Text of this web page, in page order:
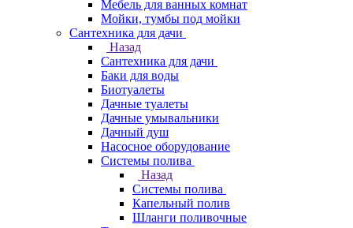
Мебель для ванных комнат
Мойки, тумбы под мойки
Сантехника для дачи
Назад
Сантехника для дачи
Баки для воды
Биотуалеты
Дачные туалеты
Дачные умывальники
Дачный душ
Насосное оборудование
Системы полива
Назад
Системы полива
Капельный полив
Шланги поливочные